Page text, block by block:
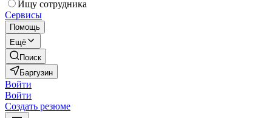
Ищу сотрудника
Сервисы
Помощь
Ещё
Поиск
Баргузин
Войти
Войти
Создать резюме